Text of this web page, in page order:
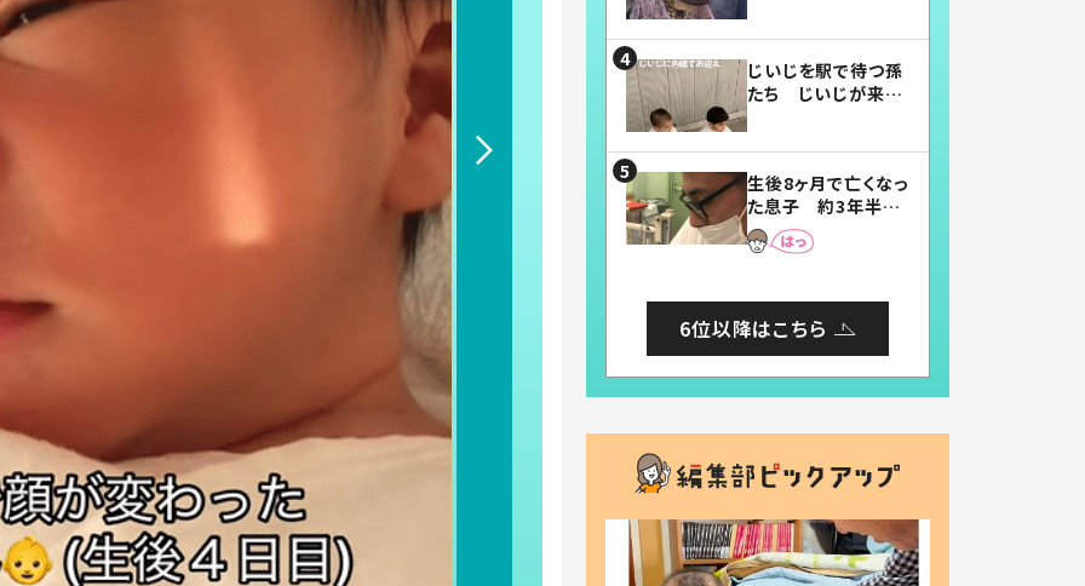
じいじを駅で待つ孫
たち じいじが来た
まらない」「幸せにな
れる」
生後8ヶ月で亡くなっ
た息子 約3年半
後、当時の妻の日記
に書いてあった本音
6位以降はこちら